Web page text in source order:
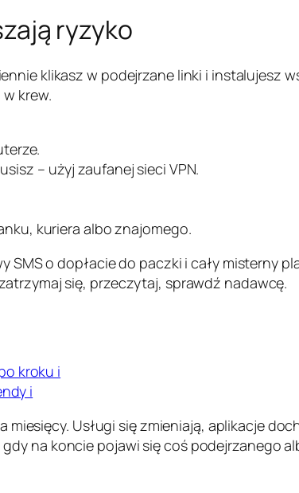
ryzyko
klikasz w podejrzane linki i instalujesz
krew.
– użyj zaufanej sieci VPN.
kuriera albo znajomego.
SMS o dopłacie do paczki i cały misterny
się, przeczytaj, sprawdź nadawcę.
kroku i
i
Usługi się zmieniają, aplikacje
na koncie pojawi się coś podejrzanego